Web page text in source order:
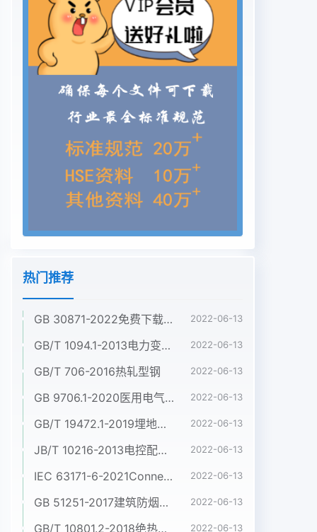
热门推荐
GB 30871-2022免费下载危险化学品企业特殊作业安全规范 2022-06-13
GB/T 1094.1-2013电力变压器 第1部分:总则 2022-06-13
GB/T 706-2016热轧型钢 2022-06-13
GB 9706.1-2020医用电气设备 第1部分:基本安全和基本性能的通用要求 2022-06-13
GB/T 19472.1-2019埋地用聚乙烯(PE)结构壁管道系统 第1部分:聚乙烯双壁波纹管材 2022-06-13
JB/T 10216-2013电控配电用电缆桥架 2022-06-13
IEC 63171-6-2021Connectors for electrical and electronic equipment - Part 6: Detail specification for 2-way and 4-way (data/power), shielded, free and fixed connectors for power and data transmission with frequencies up to 600 MHz 2022-06-13
GB 51251-2017建筑防烟排烟系统技术标准 2022-06-13
GB/T 10801.2-2018绝热用挤塑聚苯乙烯泡沫塑料(XPS) 2022-06-13